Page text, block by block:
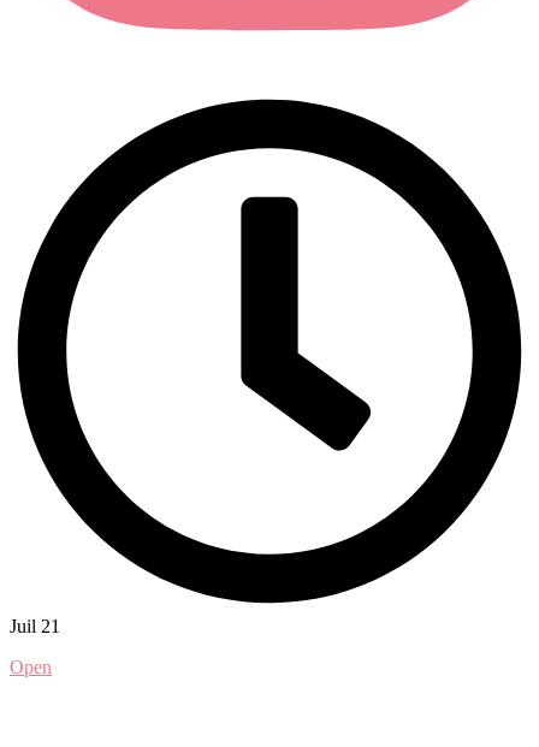
Juil 21
Open